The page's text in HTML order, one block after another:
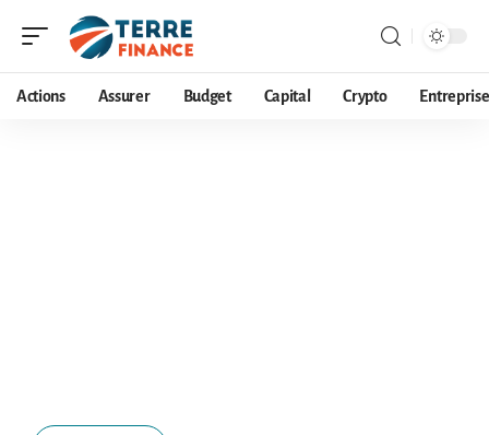
Actions Assurer Budget Capital Crypto Entreprise